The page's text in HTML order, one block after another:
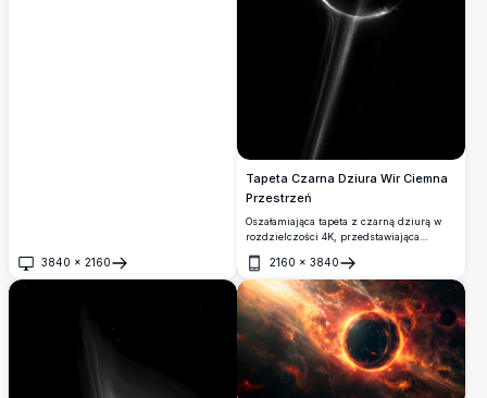
3840 × 2160
Otwórz
Tapeta Czarna Dziura Wir Ciemna
Przestrzeń
Oszałamiająca tapeta z czarną dziurą w
rozdzielczości 4K, przedstawiająca
świetlisty kulisty wir z promieniami
światła na głębokim czarnym tle, idealna
do nowoczesnych wyświetlaczy i pulpitów.
2160 × 3840
Otwórz